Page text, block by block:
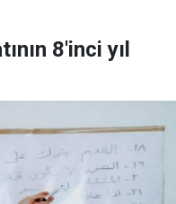
8'inci yıl